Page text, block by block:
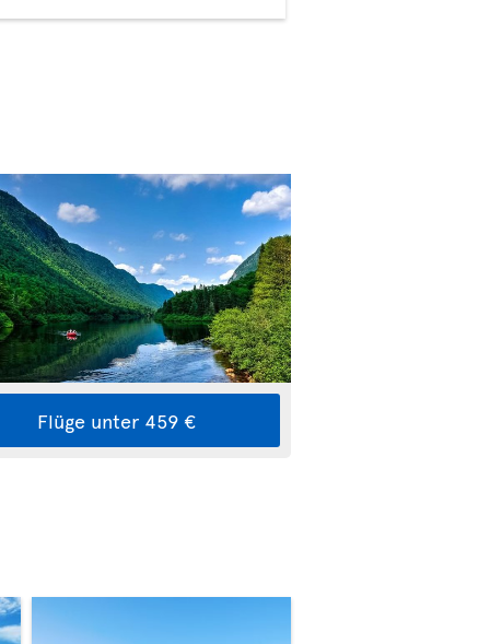
Flüge unter 459 €